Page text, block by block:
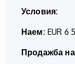
Условия:
Наем: EUR 6
Продажба